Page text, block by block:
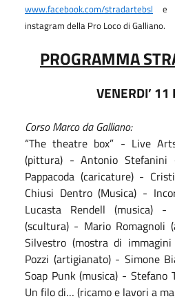
www.facebook.com/stradartebsl e
instagram della Pro Loco di Galliano.
PROGRAMMA
VENERDI’ 11
Corso Marco da Galliano:
“The theatre box” - Live
(pittura) - Antonio Stefanini
Pappacoda (caricature) -
Chiusi Dentro (Musica) -
Lucasta Rendell (musica)
(scultura) - Mario Romagnoli
Silvestro (mostra di
Pozzi (artigianato) - Simone
Soap Punk (musica) - Stefano
Un filo di… (ricamo e lavori a